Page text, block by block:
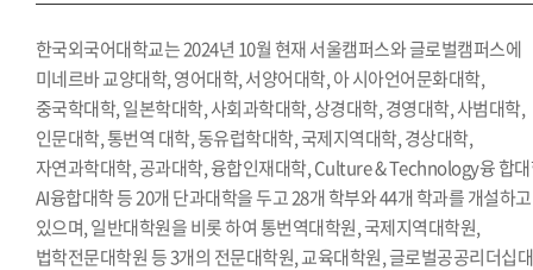
한국외국어대학교는 2024년 10월 현재 서울캠퍼스와 글로벌캠퍼스에
미네르바 교양대학, 영어대학, 서양어대학, 아 시아언어문화대학,
중국학대학, 일본학대학, 사회과학대학, 상경대학, 경영대학, 사범대학,
인문대학, 통번역 대학, 동유럽학대학, 국제지역대학, 경상대학,
자연과학대학, 공과대학, 융합인재대학, Culture & Technology융 합
AI융합대학 등 20개 단과대학을 두고 28개 학부와 44개 학과를 개설하고
있으며, 일반대학원을 비롯 하여 통번역대학원, 국제지역대학원,
법학전문대학원 등 3개의 전문대학원, 교육대학원, 글로벌공공리더십대